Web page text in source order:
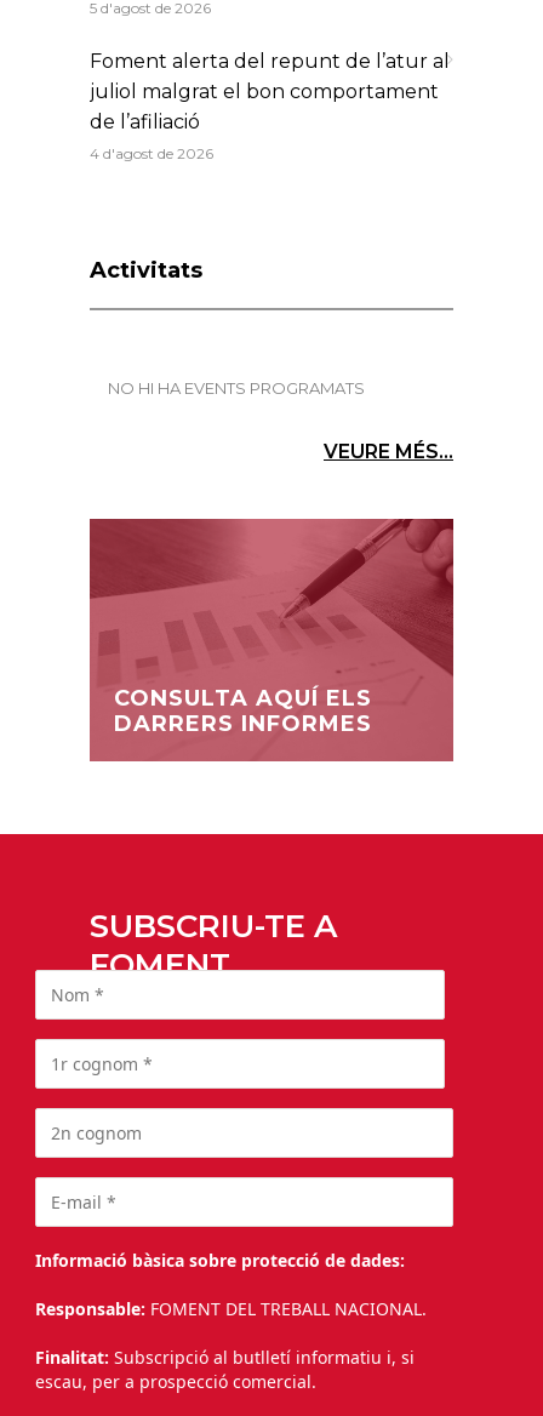
5 d'agost de 2026
Foment alerta del repunt de l’atur al
juliol malgrat el bon comportament
de l’afiliació
4 d'agost de 2026
Activitats
NO HI HA EVENTS PROGRAMATS
VEURE MÉS...
CONSULTA AQUÍ ELS
DARRERS INFORMES
SUBSCRIU-TE A
FOMENT
Informació bàsica sobre protecció de dades:
Responsable: FOMENT DEL TREBALL NACIONAL.
Finalitat: Subscripció al butlletí informatiu i, si
escau, per a prospecció comercial.